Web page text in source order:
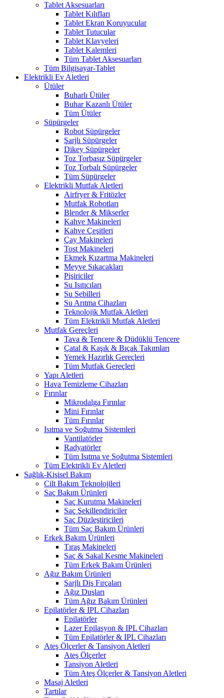
Tablet Aksesuarları
Tablet Kılıfları
Tablet Ekran Koruyucular
Tablet Tutucular
Tablet Klavyeleri
Tablet Kalemleri
Tüm Tablet Aksesuarları
Tüm Bilgisayar-Tablet
Elektrikli Ev Aletleri
Ütüler
Buharlı Ütüler
Buhar Kazanlı Ütüler
Tüm Ütüler
Süpürgeler
Robot Süpürgeler
Şarjlı Süpürgeler
Dikey Süpürgeler
Toz Torbasız Süpürgeler
Toz Torbalı Süpürgeler
Tüm Süpürgeler
Elektrikli Mutfak Aletleri
Airfryer & Fritözler
Mutfak Robotları
Blender & Mikserler
Kahve Makineleri
Kahve Çeşitleri
Çay Makineleri
Tost Makineleri
Ekmek Kızartma Makineleri
Meyve Sıkacakları
Pişiriciler
Su Isıtıcıları
Su Sebilleri
Su Arıtma Cihazları
Teknolojik Mutfak Aletleri
Tüm Elektrikli Mutfak Aletleri
Mutfak Gereçleri
Tava & Tencere & Düdüklü Tencere
Çatal & Kaşık & Bıçak Takımları
Yemek Hazırlık Gereçleri
Tüm Mutfak Gereçleri
Yapı Aletleri
Hava Temizleme Cihazları
Fırınlar
Mikrodalga Fırınlar
Mini Fırınlar
Tüm Fırınlar
Isıtma ve Soğutma Sistemleri
Vantilatörler
Radyatörler
Tüm Isıtma ve Soğutma Sistemleri
Tüm Elektrikli Ev Aletleri
Sağlık-Kişisel Bakım
Cilt Bakım Teknolojileri
Saç Bakım Ürünleri
Saç Kurutma Makineleri
Saç Şekillendiriciler
Saç Düzleştiricileri
Tüm Saç Bakım Ürünleri
Erkek Bakım Ürünleri
Tıraş Makineleri
Saç & Sakal Kesme Makineleri
Tüm Erkek Bakım Ürünleri
Ağız Bakım Ürünleri
Şarjlı Diş Fırçaları
Ağız Duşları
Tüm Ağız Bakım Ürünleri
Epilatörler & IPL Cihazları
Epilatörler
Lazer Epilasyon & IPL Cihazları
Tüm Epilatörler & IPL Cihazları
Ateş Ölçerler & Tansiyon Aletleri
Ateş Ölçerler
Tansiyon Aletleri
Tüm Ateş Ölçerler & Tansiyon Aletleri
Masaj Aletleri
Tartılar